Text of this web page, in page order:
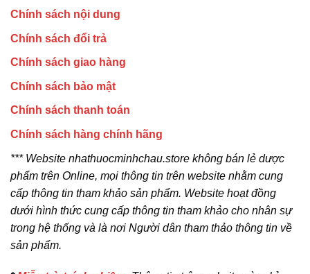
Chính sách nội dung
Chính sách đổi trả
Chính sách giao hàng
Chính sách bảo mật
Chính sách thanh toán
Chính sách hàng chính hãng
*** Website nhathuocminhchau.store không bán lẻ dược
phẩm trên Online, mọi thông tin trên website nhằm cung
cấp thông tin tham khảo sản phẩm. Website hoạt đồng
dưới hình thức cung cấp thông tin tham khảo cho nhân sự
trong hệ thống và là nơi Người dân tham thảo thông tin về
sản phẩm.